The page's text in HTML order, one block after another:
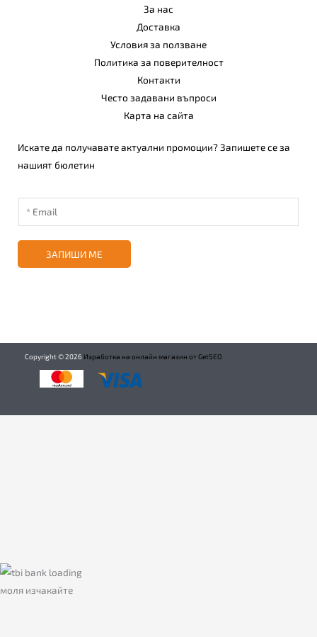
За нас
Доставка
Условия за ползване
Политика за поверителност
Контакти
Често задавани въпроси
Карта на сайта
Искате да получавате актуални промоции? Запишете се за
нашият бюлетин
ЗАПИШИ МЕ
Copyright ©2026 Изработка на онлайн магазин от GetSEO
моля изчакайте